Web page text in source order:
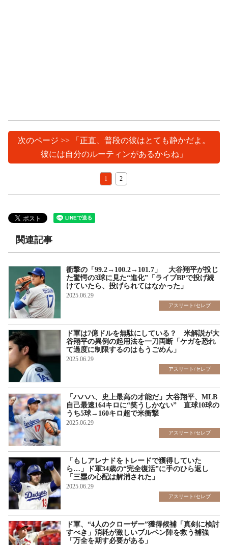
次のページ >> 「正直、普段の彼はとても静かだよ。
彼には自分のルーティンがあるからね」
1 2
関連記事
衝撃の「99.2→100.2→101.7」 大谷翔平が投じ
た驚愕の3球に見た“進化”「ライブBPで投げ続
けていたら、投げられてはなかった」
2025.06.29
アスリート/セレブ
ド軍は7億ドルを無駄にしている？ 米解説が大
谷翔平の異例の起用法を一刀両断「ケガを恐れ
て過度に制限するのはもうごめん」
2025.06.29
アスリート/セレブ
「ハハハ、史上最高の才能だ」大谷翔平、MLB
自己最速164キロに“笑うしかない” 直球10球の
うち5球→160キロ超で米衝撃
2025.06.29
アスリート/セレブ
「もしアレナドをトレードで獲得していた
ら…」ド軍34歳の“完全復活”に手のひら返し
「三塁の心配は解消された」
2025.06.29
アスリート/セレブ
ド軍、“4人のクローザー”獲得候補「真剣に検討
すべき」消耗が激しいブルペン陣を救う補強
「万全を期す必要がある」